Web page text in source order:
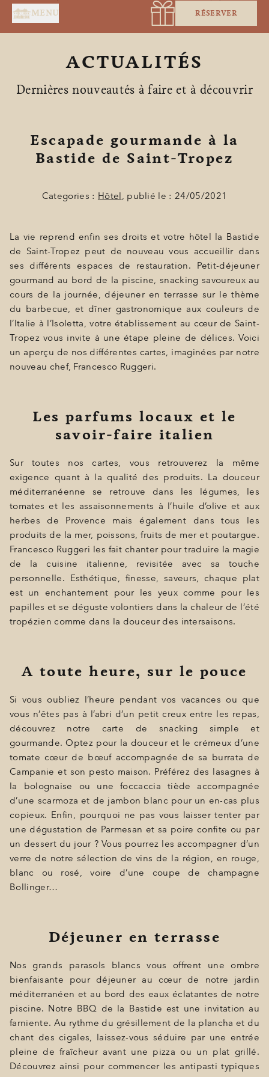
MENU RÉSERVER
ACCUEIL
SERVICES
RESTAURANT
SPA BY HOLIDERMIE
BONS CADEAUX
ÉVÈNEMENTS
PHOTOS
SITUATION
OFFRES
LA BOUTIQUE
ACTUALITÉS
ACTUALITÉS
Dernières nouveautés à faire et à découvrir
Escapade gourmande à la
Bastide de Saint-Tropez
Categories : Hôtel, publié le : 24/05/2021
La vie reprend enfin ses droits et votre hôtel la Bastide
de Saint-Tropez peut de nouveau vous accueillir dans
ses différents espaces de restauration. Petit-déjeuner
gourmand au bord de la piscine, snacking savoureux au
cours de la journée, déjeuner en terrasse sur le thème
du barbecue, et dîner gastronomique aux couleurs de
l’Italie à l’Isoletta, votre établissement au cœur de Saint-
Tropez vous invite à une étape pleine de délices. Voici
un aperçu de nos différentes cartes, imaginées par notre
nouveau chef, Francesco Ruggeri.
Les parfums locaux et le
savoir-faire italien
Sur toutes nos cartes, vous retrouverez la même
exigence quant à la qualité des produits. La douceur
méditerranéenne se retrouve dans les légumes, les
tomates et les assaisonnements à l’huile d’olive et aux
herbes de Provence mais également dans tous les
produits de la mer, poissons, fruits de mer et poutargue.
Francesco Ruggeri les fait chanter pour traduire la magie
de la cuisine italienne, revisitée avec sa touche
personnelle. Esthétique, finesse, saveurs, chaque plat
est un enchantement pour les yeux comme pour les
papilles et se déguste volontiers dans la chaleur de l’été
tropézien comme dans la douceur des intersaisons.
A toute heure, sur le pouce
Si vous oubliez l’heure pendant vos vacances ou que
vous n’êtes pas à l’abri d’un petit creux entre les repas,
découvrez notre carte de snacking simple et
gourmande. Optez pour la douceur et le crémeux d’une
tomate cœur de bœuf accompagnée de sa burrata de
Campanie et son pesto maison. Préférez des lasagnes à
la bolognaise ou une foccaccia tiède accompagnée
d’une scarmoza et de jambon blanc pour un en-cas plus
copieux. Enfin, pourquoi ne pas vous laisser tenter par
une dégustation de Parmesan et sa poire confite ou par
un dessert du jour ? Vous pourrez les accompagner d’un
verre de notre sélection de vins de la région, en rouge,
blanc ou rosé, voire d’une coupe de champagne
Bollinger…
Déjeuner en terrasse
Nos grands parasols blancs vous offrent une ombre
bienfaisante pour déjeuner au cœur de notre jardin
méditerranéen et au bord des eaux éclatantes de notre
piscine. Notre BBQ de la Bastide est une invitation au
farniente. Au rythme du grésillement de la plancha et du
chant des cigales, laissez-vous séduire par une entrée
pleine de fraîcheur avant une pizza ou un plat grillé.
Découvrez ainsi pour commencer les antipasti typiques
Panneau de gestion des cookies